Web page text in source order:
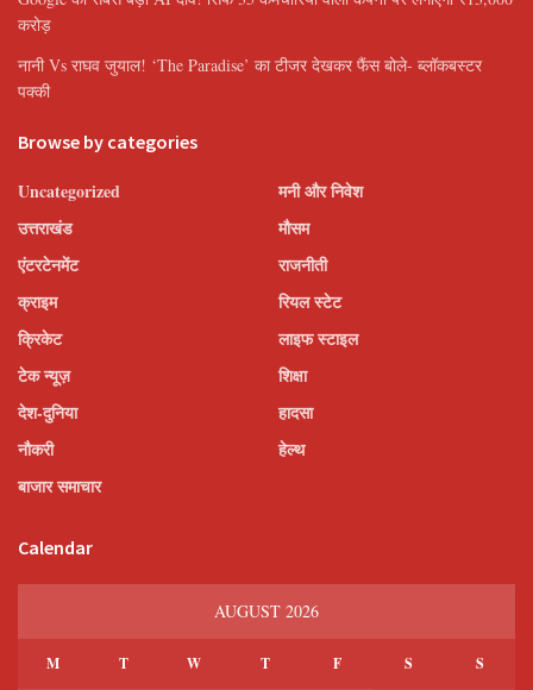
करोड़
नानी Vs राघव जुयाल! ‘The Paradise’ का टीजर देखकर फैंस बोले- ब्लॉकबस्टर
पक्की
Browse by categories
Uncategorized
उत्तराखंड
एंटरटेनमेंट
क्राइम
क्रिकेट
टेक न्यूज़
देश-दुनिया
नौकरी
बाजार समाचार
मनी और निवेश
मौसम
राजनीती
रियल स्टेट
लाइफ स्टाइल
शिक्षा
हादसा
हेल्थ
Calendar
AUGUST 2026
M T W T F S S